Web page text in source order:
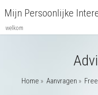
Mijn Persoonlijke
welkom
Home » Aanvragen »